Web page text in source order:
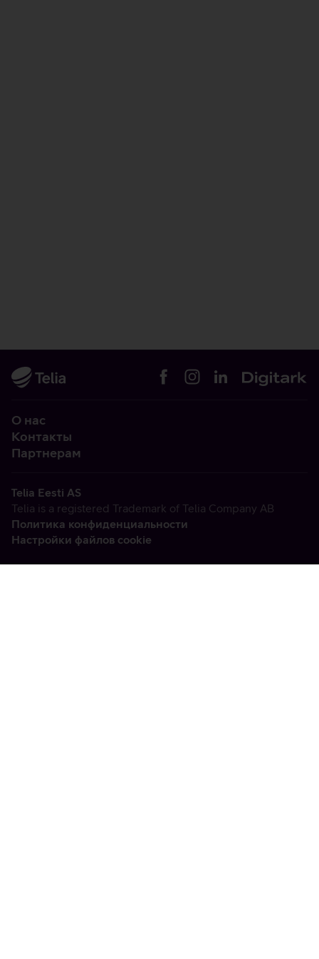
О нас
Контакты
Партнерам
Telia Eesti AS
Telia is a registered Trademark of Telia Company AB
Политика конфиденциальности
Настройки файлов cookie